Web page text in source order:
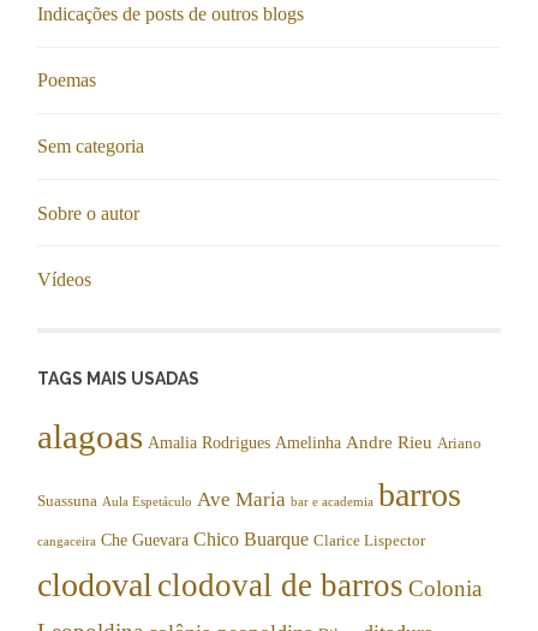
Indicações de posts de outros blogs
Poemas
Sem categoria
Sobre o autor
Vídeos
TAGS MAIS USADAS
alagoas Amalia Rodrigues Amelinha Andre Rieu Ariano
Suassuna Aula Espetáculo Ave Maria bar e academia barros
cangaceira Che Guevara Chico Buarque Clarice Lispector
clodoval clodoval de barros Colonia